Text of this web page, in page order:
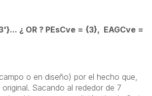
¿ OR ? PEsCve = {3}, EAGCve =
o en diseño) por el hecho que,
Sacando al rededor de 7